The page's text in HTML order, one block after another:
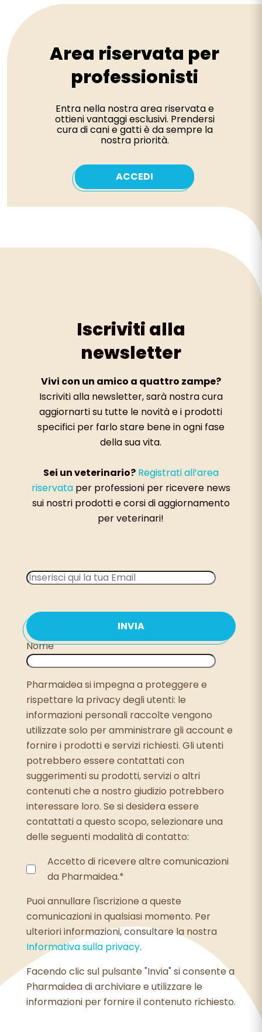
Area riservata per
professionisti
Entra nella nostra area riservata e
ottieni vantaggi esclusivi. Prendersi
cura di cani e gatti è da sempre la
nostra priorità.
ACCEDI
Iscriviti alla
newsletter
Vivi con un amico a quattro zampe?
Iscriviti alla newsletter, sarà nostra cura
aggiornarti su tutte le novità e i prodotti
specifici per farlo stare bene in ogni fase
della sua vita.
Sei un veterinario? Registrati all’area
riservataper professioni per ricevere news
sui nostri prodotti e corsi di aggiornamento
per veterinari!
Nome
Pharmaidea si impegna a proteggere e
rispettare la privacy degli utenti: le
informazioni personali raccolte vengono
utilizzate solo per amministrare gli account e
fornire i prodotti e servizi richiesti. Gli utenti
potrebbero essere contattati con
suggerimenti su prodotti, servizi o altri
contenuti che a nostro giudizio potrebbero
interessare loro. Se si desidera essere
contattati a questo scopo, selezionare una
delle seguenti modalità di contatto:
Accetto di ricevere altre comunicazioni
da Pharmaidea.*
Puoi annullare l'iscrizione a queste
comunicazioni in qualsiasi momento. Per
ulteriori informazioni, consultare la nostra
Informativa sulla privacy.
Facendo clic sul pulsante "Invia" si consente a
Pharmaidea di archiviare e utilizzare le
informazioni per fornire il contenuto richiesto.